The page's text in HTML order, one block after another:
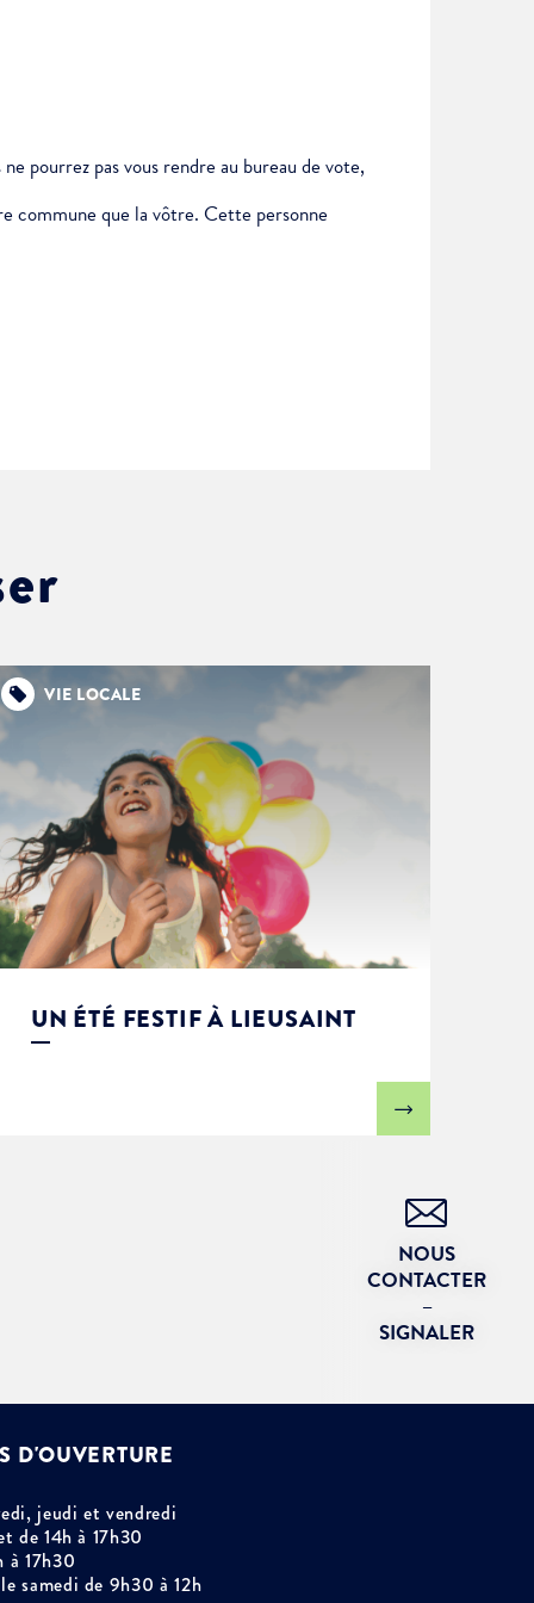
pourrez pas vous rendre au bureau de vote,
commune que la vôtre. Cette personne
VIE LOCALE
UN ÉTÉ FESTIF À LIEUSAINT
NOUS
CONTACTER
–
SIGNALER
D'OUVERTURE
jeudi et vendredi
de 14h à 17h30
à 17h30
samedi de 9h30 à 12h